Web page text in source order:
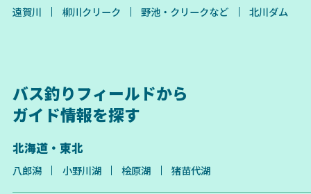
遠賀川 柳川クリーク 野池・クリークなど 北川ダム
バス釣りフィールドから
ガイド情報を探す
北海道・東北
八郎潟 小野川湖 桧原湖 猪苗代湖